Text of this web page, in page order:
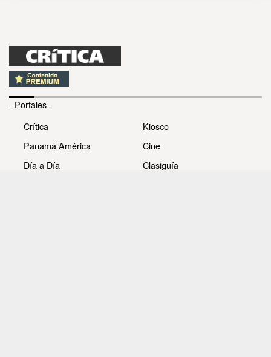
- Portales -
Crítica
Panamá América
Día a Día
Kiosco
Cine
Clasiguía